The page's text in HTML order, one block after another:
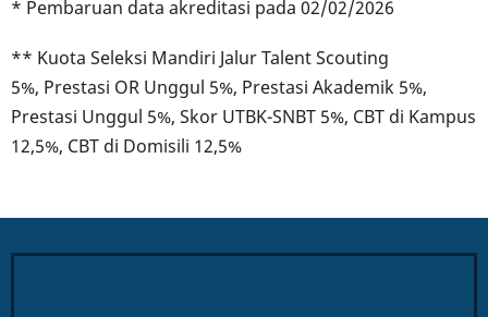
* Pembaruan data akreditasi pada 02/02/2026
** Kuota Seleksi Mandiri Jalur Talent Scouting
5%, Prestasi OR Unggul 5%, Prestasi Akademik 5%,
Prestasi Unggul 5%, Skor UTBK-SNBT 5%, CBT di Kampus
12,5%, CBT di Domisili 12,5%